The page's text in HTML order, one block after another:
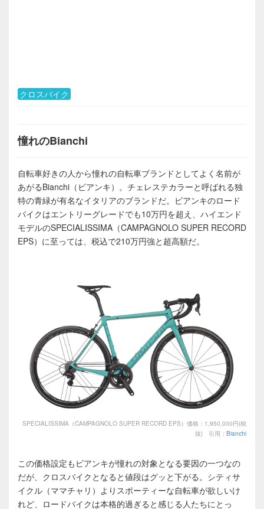
クロスバイク
憧れのBianchi
自転車好きの人から憧れの自転車ブランドとしてよく名前が
あがるBianchi（ビアンキ）。チェレステカラーと呼ばれる独
特の青緑が有名なイタリアのブランドだ。ビアンキのロード
バイクはエントリーグレードでも10万円を超え、ハイエンド
モデルのSPECIALISSIMA（CAMPAGNOLO SUPER RECORD
EPS）に至っては、税込で210万円強と超高額だ。
SPECIALISSIMA（CAMPAGNOLO SUPER RECORD EPS）価格：1,950,000円(税
抜) 引用： Bianchi
この価格設定もビアンキが憧れの対象となる要因の一つなの
だが、クロスバイクとなると値段はグッと下がる。シティサ
イクル（ママチャリ）よりスポーティーな自転車が欲しいけ
れど、ロードバイクは本格的過ぎると感じる人たちにとっ